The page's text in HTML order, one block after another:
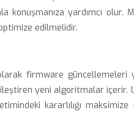
konuşmanıza yardımcı olur.
edilmelidir.
firmware güncellemeleri
yeni algoritmalar içerir.
kararlılığı maksimize